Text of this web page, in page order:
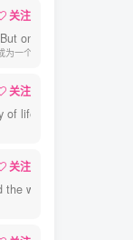
关注
one can be the
一个人改变的原因
关注
life.
关注
way.